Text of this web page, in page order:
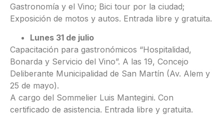
Gastronomía y el Vino; Bici tour por la ciudad;
Exposición de motos y autos. Entrada libre y gratuita.
Lunes 31 de julio
Capacitación para gastronómicos “Hospitalidad,
Bonarda y Servicio del Vino”. A las 19, Concejo
Deliberante Municipalidad de San Martín (Av. Alem y
25 de mayo).
A cargo del Sommelier Luis Mantegini. Con
certificado de asistencia. Entrada libre y gratuita.